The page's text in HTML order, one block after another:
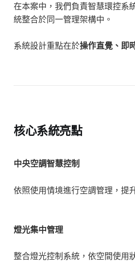
在本案中，我們負責智慧環控系
統整合於同一管理架構中。
系統設計重點在於操作直覺、即
核心系統亮點
中央空調智慧控制
依照使用情境進行空調管理，提
燈光集中管理
整合燈光控制系統，依空間使用